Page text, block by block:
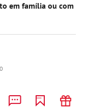
em família ou com